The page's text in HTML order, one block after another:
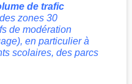
de trafic
zones 30
de modération
en particulier à
scolaires, des parcs